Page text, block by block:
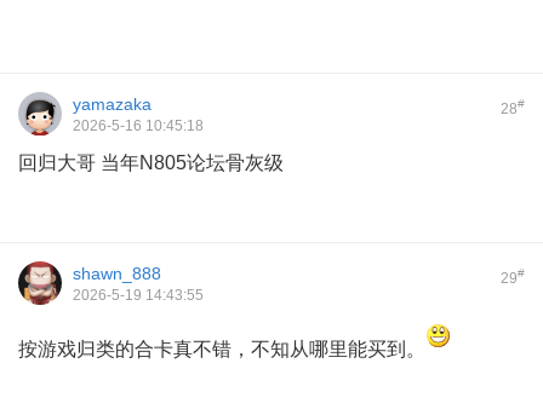
28#
yamazaka
2026-5-16 10:45:18
回归大哥 当年N805论坛骨灰级
29#
shawn_888
2026-5-19 14:43:55
按游戏归类的合卡真不错，不知从哪里能买到。